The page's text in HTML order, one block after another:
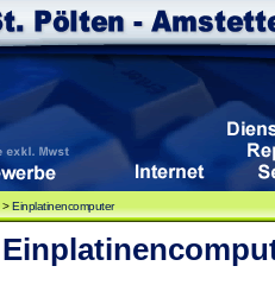
>Einplatinencomputer